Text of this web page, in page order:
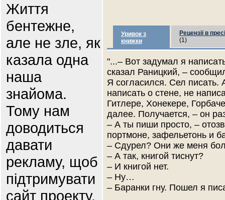
Життя
бентежне,
але не зле, як
казала одна
наша
знайома.
Тому нам
доводиться
давати
рекламу, щоб
підтримувати
сайт проекту.
Уривок з
книжки
Рецензії в пресі
(1)
"...– Вот задумал я
сказал Раницкий, –
Я согласился. Сел писать.
написать о стене, не
Гитлере, Хонекере,
далее. Получается, – он
– А ты пиши просто, –
портмоне, зафельетонь и
– Сдурел? Они же меня
– А так, книгой тиснут?
– И книгой нет.
– Ну…
– Баранки гну. Пошел я